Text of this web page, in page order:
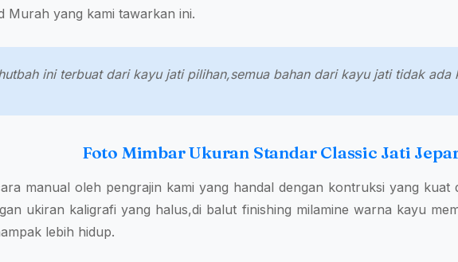
Murah yang kami tawarkan ini.
ini terbuat dari kayu jati pilihan,semua bahan dari kayu jati tidak ada
Foto Mimbar Ukuran Standar Classic Jati
manual oleh pengrajin kami yang handal dengan kontruksi yang kuat
ukiran kaligrafi yang halus,di balut finishing milamine warna kayu
lebih hidup.